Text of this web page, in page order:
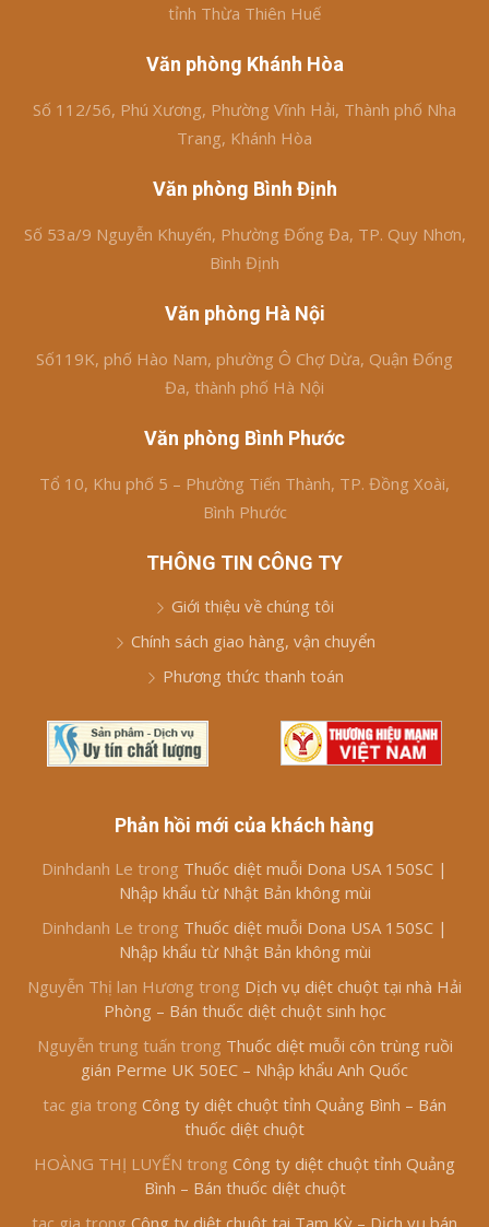
tỉnh Thừa Thiên Huế
Văn phòng Khánh Hòa
Số 112/56, Phú Xương, Phường Vĩnh Hải, Thành phố Nha
Trang, Khánh Hòa
Văn phòng Bình Định
Số 53a/9 Nguyễn Khuyến, Phường Đống Đa, TP. Quy Nhơn,
Bình Định
Văn phòng Hà Nội
Số119K, phố Hào Nam, phường Ô Chợ Dừa, Quận Đống
Đa, thành phố Hà Nội
Văn phòng Bình Phước
Tổ 10, Khu phố 5 – Phường Tiến Thành, TP. Đồng Xoài,
Bình Phước
THÔNG TIN CÔNG TY
Giới thiệu về chúng tôi
Chính sách giao hàng, vận chuyển
Phương thức thanh toán
Phản hồi mới của khách hàng
Dinhdanh Le trong Thuốc diệt muỗi Dona USA 150SC |
Nhập khẩu từ Nhật Bản không mùi
Dinhdanh Le trong Thuốc diệt muỗi Dona USA 150SC |
Nhập khẩu từ Nhật Bản không mùi
Nguyễn Thị lan Hương trong Dịch vụ diệt chuột tại nhà Hải
Phòng – Bán thuốc diệt chuột sinh học
Nguyễn trung tuấn trong Thuốc diệt muỗi côn trùng ruồi
gián Perme UK 50EC – Nhập khẩu Anh Quốc
tac gia trong Công ty diệt chuột tỉnh Quảng Bình – Bán
thuốc diệt chuột
HOÀNG THỊ LUYẾN trong Công ty diệt chuột tỉnh Quảng
Bình – Bán thuốc diệt chuột
tac gia trong Công ty diệt chuột tại Tam Kỳ – Dịch vụ bán